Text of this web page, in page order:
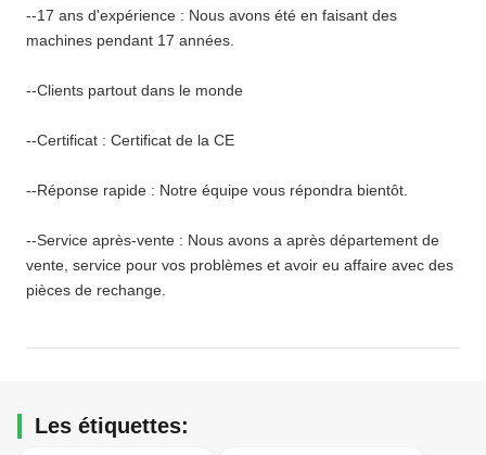
--17 ans d'expérience : Nous avons été en faisant des
machines pendant 17 années.
--Clients partout dans le monde
--Certificat : Certificat de la CE
--Réponse rapide : Notre équipe vous répondra bientôt.
--Service après-vente : Nous avons a après département de
vente, service pour vos problèmes et avoir eu affaire avec des
pièces de rechange.
Les étiquettes: